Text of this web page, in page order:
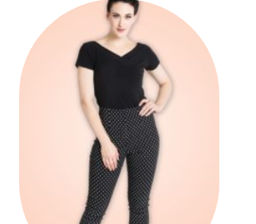
Ajouter
à la liste